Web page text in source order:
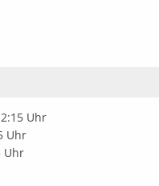
Uhr
Uhr